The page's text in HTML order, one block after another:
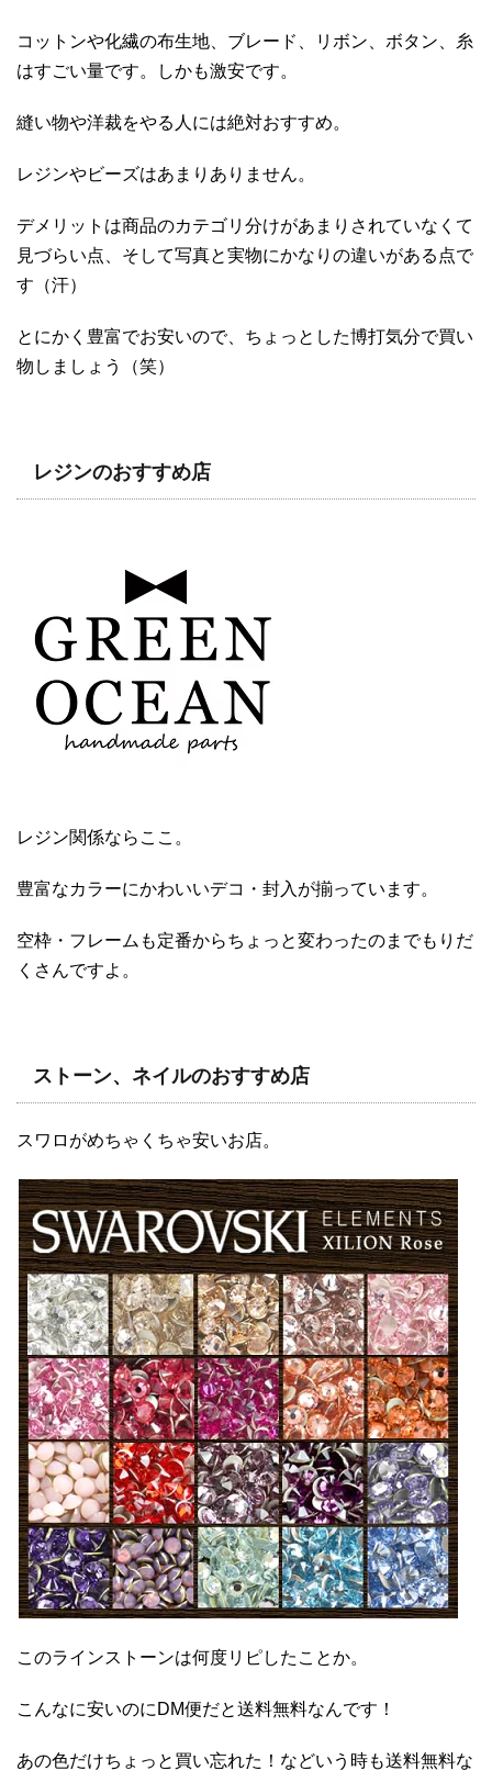
コットンや化繊の布生地、ブレード、リボン、ボタン、糸
はすごい量です。しかも激安です。
縫い物や洋裁をやる人には絶対おすすめ。
レジンやビーズはあまりありません。
デメリットは商品のカテゴリ分けがあまりされていなくて
見づらい点、そして写真と実物にかなりの違いがある点で
す（汗）
とにかく豊富でお安いので、ちょっとした博打気分で買い
物しましょう（笑）
レジンのおすすめ店
レジン関係ならここ。
豊富なカラーにかわいいデコ・封入が揃っています。
空枠・フレームも定番からちょっと変わったのまでもりだ
くさんですよ。
ストーン、ネイルのおすすめ店
スワロがめちゃくちゃ安いお店。
このラインストーンは何度リピしたことか。
こんなに安いのにDM便だと送料無料なんです！
あの色だけちょっと買い忘れた！などいう時も送料無料な